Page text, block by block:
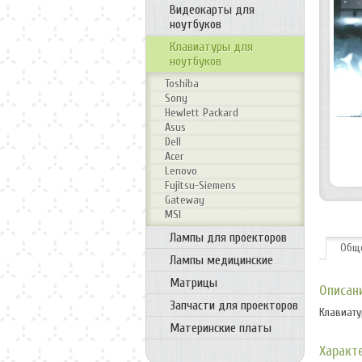
Видеокарты для
ноутбуков
Клавиатуры для
ноутбуков
Toshiba
Sony
Hewlett Packard
Asus
Dell
Acer
Lenovo
Fujitsu-Siemens
Gateway
MSI
Лампы для проекторов
Лампы медицинские
Матрицы
Запчасти для проекторов
Материнские платы